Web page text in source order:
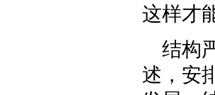
这样才
结构
述，安